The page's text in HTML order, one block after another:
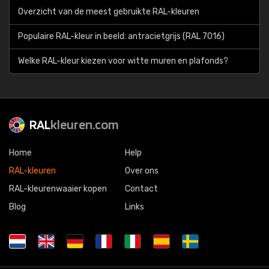
Overzicht van de meest gebruikte RAL-kleuren
Populaire RAL-kleur in beeld: antracietgrijs (RAL 7016)
Welke RAL-kleur kiezen voor witte muren en plafonds?
RALkleuren.com
Home
RAL-kleuren
RAL-kleurenwaaier kopen
Blog
Help
Over ons
Contact
Links